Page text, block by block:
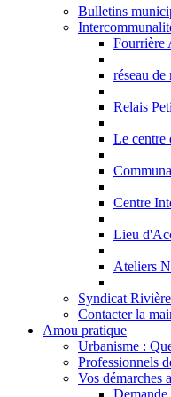
Bulletins
Fourrière
réseau de
Relais
Le centre
Centre
Lieu
Ateliers
Syndicat
Contacter la
Amou pratique
Urbanisme :
Professionnels
Vos démarches
Demande